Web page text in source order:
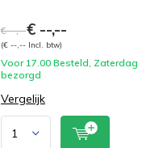
€ --,--€ --,--
(€ --,-- Incl. btw)
Voor 17.00 Besteld, Zaterdag
bezorgd
Vergelijk